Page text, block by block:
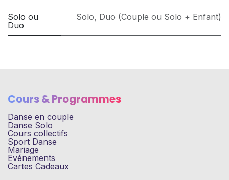
Solo ou
Duo
Solo, Duo (Couple ou Solo + Enfant)
Cours & Programmes
Danse en couple
Danse Solo
Cours collectifs
Sport Danse
Mariage
Evénements
Cartes Cadeaux